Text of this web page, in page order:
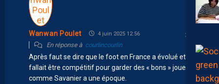
Wanwan Poulet 4 juin 2025 12:56
En réponse à courlincourlin
Après faut se dire que le foot en France a évolué et il
fallait être compétitif pour garder des « bons » joueurs
comme Savanier a une époque.